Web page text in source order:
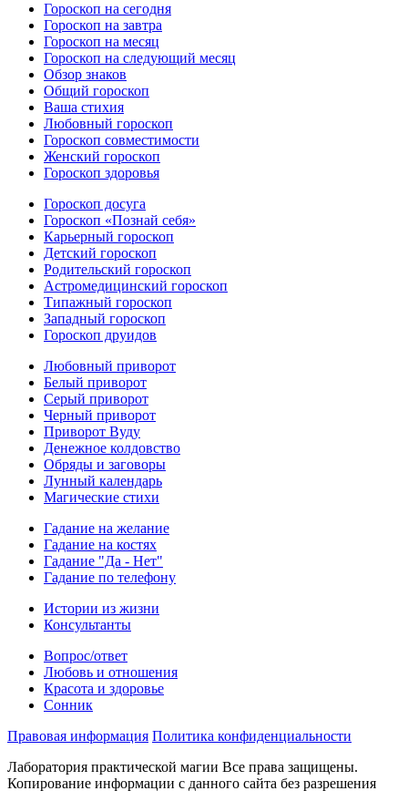
Гороскоп на сегодня
Гороскоп на завтра
Гороскоп на месяц
Гороскоп на следующий месяц
Обзор знаков
Общий гороскоп
Ваша стихия
Любовный гороскоп
Гороскоп совместимости
Женский гороскоп
Гороскоп здоровья
Гороскоп досуга
Гороскоп «Познай себя»
Карьерный гороскоп
Детский гороскоп
Родительский гороскоп
Астромедицинский гороскоп
Типажный гороскоп
Западный гороскоп
Гороскоп друидов
Любовный приворот
Белый приворот
Серый приворот
Черный приворот
Приворот Вуду
Денежное колдовство
Обряды и заговоры
Лунный календарь
Магические стихи
Гадание на желание
Гадание на костях
Гадание "Да - Нет"
Гадание по телефону
Истории из жизни
Консультанты
Вопрос/ответ
Любовь и отношения
Красота и здоровье
Сонник
Правовая информация Политика конфиденциальности
Лаборатория практической магии Все права защищены.
Копирование информации с данного сайта без разрешения